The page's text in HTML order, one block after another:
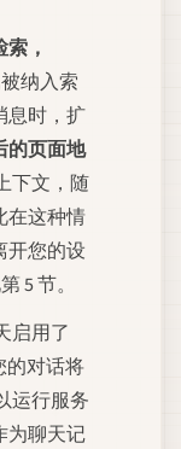
，
纳入索
息时，扩
的页面地
下文，随
在这种情
开您的设
5 节。
启用了
的对话将
运行服务
为聊天记